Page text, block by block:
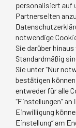
personalisiert auf
Partnerseiten
notwendige
Sie darüber
Standardmäßig
Sie unter "Nur
bestätigen
entweder für alle
"Einstellungen“ an
Einwilligung
Einstellung“ am